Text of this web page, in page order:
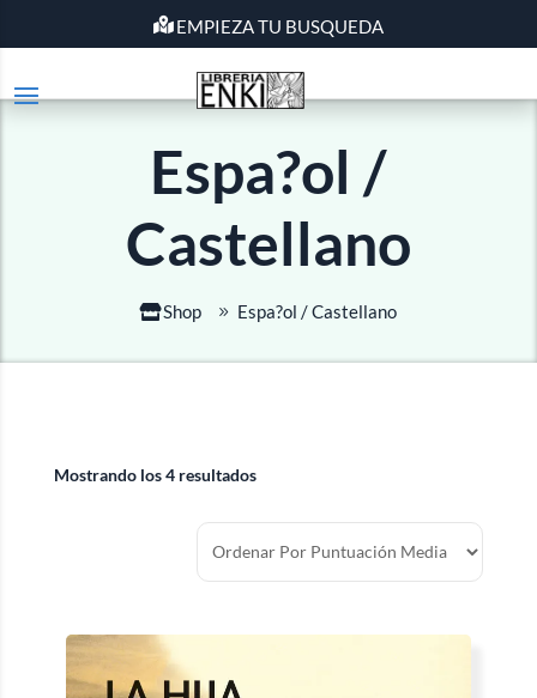
EMPIEZA TU BUSQUEDA
Espa?ol /
Castellano
Shop Espa?ol / Castellano
Mostrando los 4 resultados